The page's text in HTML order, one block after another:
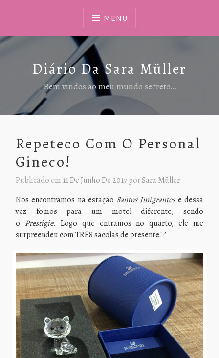
MENU
Diário Da Sara Müller
Bem vindos ao meu mundo secreto…
Repeteco Com O Personal
Gineco!
Publicado em 11 De Junho De 2017porSara Müller
Nos encontramos na estação Santos Imigrantese dessa
vez fomos para um motel diferente, sendo
o Prestigie. Logo que entramos no quarto, ele me
surpreendeu com TRÊS sacolas de presente! ?